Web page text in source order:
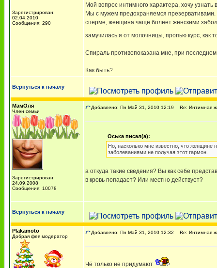
Зарегистрирован:
02.04.2010
Сообщения: 290
Мой вопрос интимного характера, хочу
Мы с мужем предохраняемся
сперме, женщина чаще болеет женскими
замучилась я от молочницы, пропью курс, как
Спираль противопоказана мне, при
Как быть?
Вернуться к началу
МамОля
Член семьи
Зарегистрирован:
24.09.2008
Сообщения: 10078
Добавлено: Пн Май 31, 2010 12:19 Re: Интимная
Оська писал(а):
Но, насколько мне известно, что женщине
заболеваниями не получая этот гармон.
а откуда такие сведения? Вы как себе
в кровь попадает? Или местно действует?
Вернуться к началу
Plakamoto
Добрая фея модератор
Добавлено: Пн Май 31, 2010 12:32 Re: Интимная
Чё только не придумают